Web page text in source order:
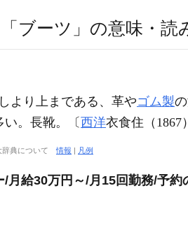
「ブーツ」の意味・読
より上まである、革やゴム製
い。長靴。〔西洋衣食住（1867
辞典について情報 | 凡例
月給30万円～/月15回勤務/予